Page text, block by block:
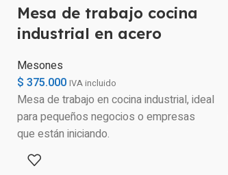
Mesa de trabajo cocina
industrial en acero
Mesones
$ 375.000 IVA incluido
Mesa de trabajo en cocina industrial, ideal
para pequeños negocios o empresas
que están iniciando.